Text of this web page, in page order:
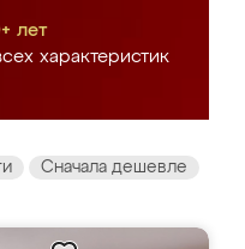
лет
характеристик
Сначала дешевле